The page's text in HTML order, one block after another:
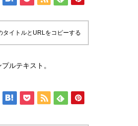
タイトルとURLをコピーする
ルテキスト。